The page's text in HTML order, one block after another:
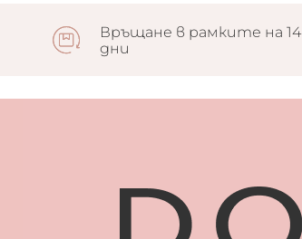
Връщане в рамките на 14
дни